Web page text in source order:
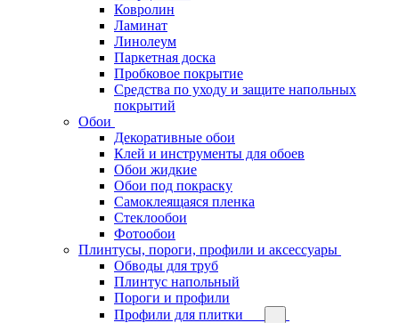
Ковролин
Ламинат
Линолеум
Паркетная доска
Пробковое покрытие
Средства по уходу и защите напольных
покрытий
Обои
Декоративные обои
Клей и инструменты для обоев
Обои жидкие
Обои под покраску
Самоклеящаяся пленка
Стеклообои
Фотообои
Плинтусы, пороги, профили и аксессуары
Обводы для труб
Плинтус напольный
Пороги и профили
Профили для плитки